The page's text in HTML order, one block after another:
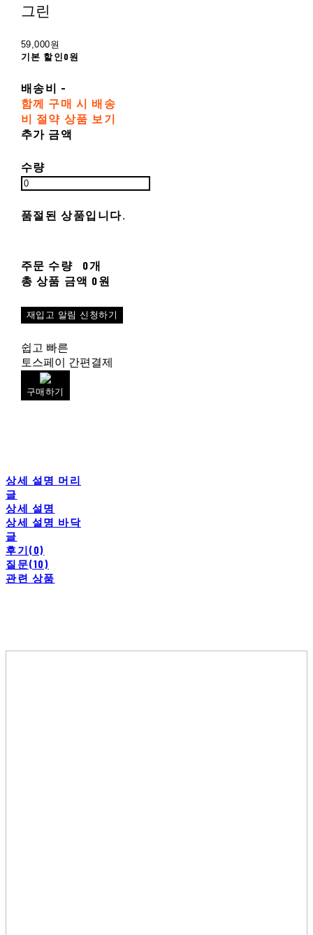
그린
59,000원
기본 할인0원
배송비 -
함께 구매 시 배송
비 절약 상품 보기
추가 금액
수량
품절된 상품입니다.
주문 수량
0개
총 상품 금액 0원
재입고 알림 신청하기
쉽고 빠른
토스페이 간편결제
구매하기
상세 설명 머리
글
상세 설명
상세 설명 바닥
글
후기(0)
질문(10)
관련 상품